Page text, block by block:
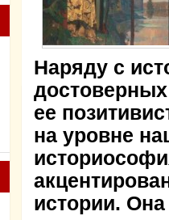
Наряду с
ее
на уровне
истории.